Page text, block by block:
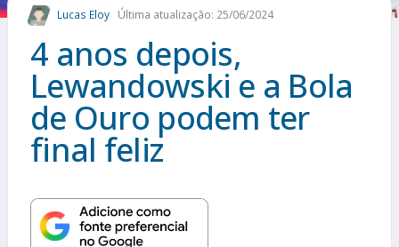
Lucas Eloy Última atualização: 25/06/2024
4 anos depois,
Lewandowski e a Bola
de Ouro podem ter
final feliz